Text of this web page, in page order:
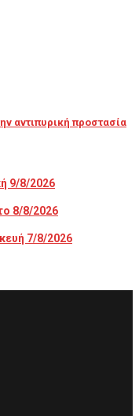
αντιπυρική προστασία
9/8/2026
8/8/2026
7/8/2026